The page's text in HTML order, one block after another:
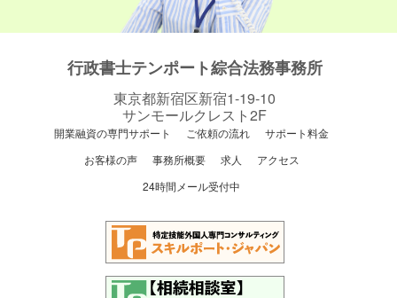
行政書士テンポート綜合法務事務所
東京都新宿区新宿1-19-10
サンモールクレスト2F
開業融資の専門サポート ご依頼の流れ
サポート料金
お客様の声
事務所概要 求人
アクセス
24時間メール受付中